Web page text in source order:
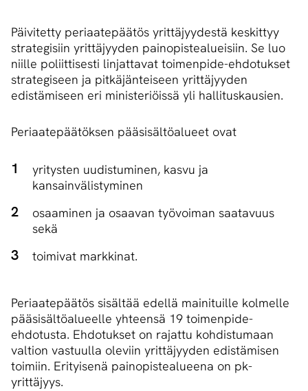
Päivitetty periaatepäätös yrittäjyydestä keskittyy
strategisiin yrittäjyyden painopistealueisiin. Se luo
niille poliittisesti linjattavat toimenpide-ehdotukset
strategiseen ja pitkäjänteiseen yrittäjyyden
edistämiseen eri ministeriöissä yli hallituskausien.
Periaatepäätöksen pääsisältöalueet ovat
yritysten uudistuminen, kasvu ja
kansainvälistyminen
osaaminen ja osaavan työvoiman saatavuus
sekä
toimivat markkinat.
Periaatepäätös sisältää edellä mainituille kolmelle
pääsisältöalueelle yhteensä 19 toimenpide-
ehdotusta. Ehdotukset on rajattu kohdistumaan
valtion vastuulla oleviin yrittäjyyden edistämisen
toimiin. Erityisenä painopistealueena on pk-
yrittäjyys.